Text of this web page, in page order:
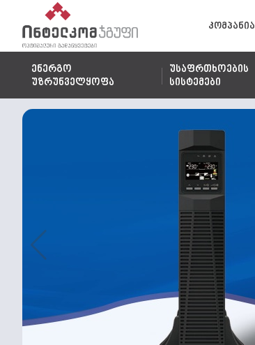
კომპანია
ენერგო
უზრუნველყოფა
უსაფრთხოების
სისტემები